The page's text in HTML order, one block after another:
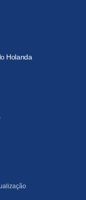
Holanda